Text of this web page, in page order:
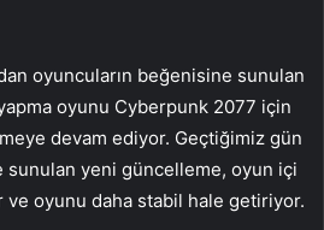
oyuncuların beğenisine sunulan
oyunu Cyberpunk 2077 için
devam ediyor. Geçtiğimiz gün
sunulan yeni güncelleme, oyun içi
oyunu daha stabil hale getiriyor.